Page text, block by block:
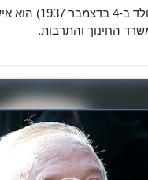
שמשון שושני (נולד
החינוך והתרבות.